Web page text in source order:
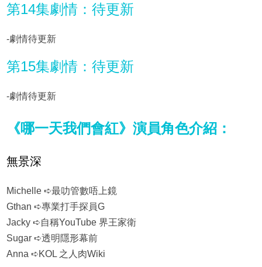
第14集劇情：待更新
-劇情待更新
第15集劇情：待更新
-劇情待更新
《哪一天我們會紅》演員角色介紹：
無景深
Michelle ➪最叻管數唔上鏡
Gthan ➪專業打手探員G
Jacky ➪自稱YouTube 界王家衛
Sugar ➪透明隱形幕前
Anna ➪KOL 之人肉Wiki